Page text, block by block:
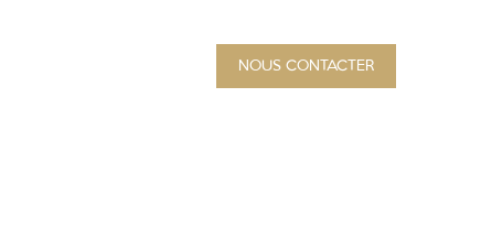
NOUS CONTACTER